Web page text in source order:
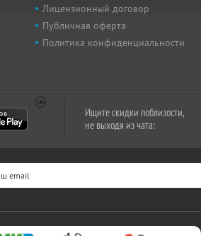
Лицензионный договор
Публичная оферта
Политика конфиденциальности
Ищите скидки поблизости,
не выходя из чата: